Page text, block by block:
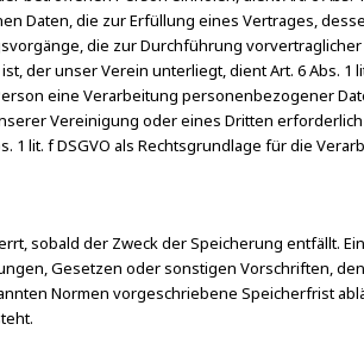
Daten, die zur Erfüllung eines Vertrages,
die zur Durchführung
unser Verein unterliegt, dient Art. 6 Abs. 1
eine Verarbeitung personenbezogener
Vereinigung oder eines Dritten
lit. f DSGVO als Rechtsgrundlage für die
sobald der Zweck der Speicherung entfällt.
Gesetzen oder sonstigen Vorschriften,
Normen vorgeschriebene Speicherfrist